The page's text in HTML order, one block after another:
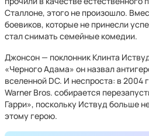
Сталлоне, этого не произошло.
боевиков, которые не принесли
стал снимать семейные комедии.
Джонсон — поклонник Клинта
«Черного Адама» он назвал
вселенной DC. И неспроста: в 2004
Warner Bros. собирается
Гарри», поскольку Иствуд больше
этому герою.